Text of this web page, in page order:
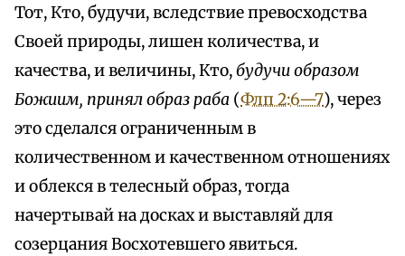
Тот, Кто, будучи, вследствие превосходства
Своей природы, лишен количества, и
качества, и величины, Кто,будучи образом
Божиим, принял образ раба (Флп 2:6—7), через
это сделался ограниченным в
количественном и качественном отношениях
и облекся в телесный образ, тогда
начертывай на досках и выставляй для
созерцания Восхотевшего явиться.